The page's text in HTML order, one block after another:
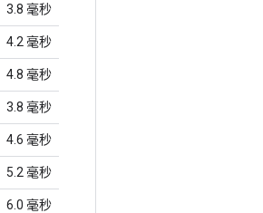
3.8 毫秒
4.2 毫秒
4.8 毫秒
3.8 毫秒
4.6 毫秒
5.2 毫秒
6.0 毫秒